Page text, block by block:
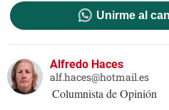
Unirme al
Alfredo Haces
alf.haces@hotmail.es
Columnista de Opinión